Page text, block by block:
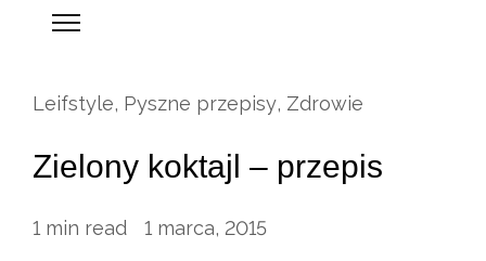
Leifstyle, Pyszne przepisy, Zdrowie
Zielony koktajl – przepis
1 min read 1 marca, 2015